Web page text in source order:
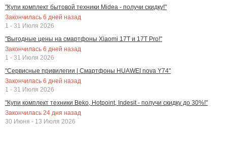
"Купи комплект бытовой техники Midea - получи скидку!"
Закончилась 6 дней назад
1 - 31 Июля 2026
"Выгодные цены на смартфоны Xiaomi 17T и 17T Pro!"
Закончилась 6 дней назад
1 - 31 Июля 2026
"Сервисные привилегии | Смартфоны HUAWEI nova Y74"
Закончилась 6 дней назад
1 - 31 Июля 2026
"Купи комплект техники Beko, Hotpoint, Indesit - получи скидку до 30%!"
Закончилась 24 дня назад
30 Июня - 13 Июля 2026